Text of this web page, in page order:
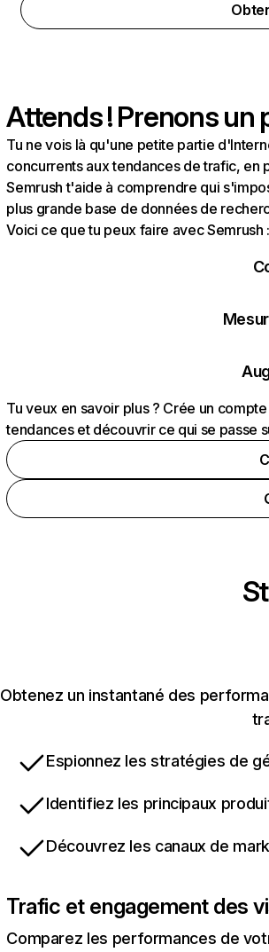
Attends ! Prenons un
Tu ne vois là qu'une petite partie
concurrents aux tendances de trafic, en
Semrush t'aide à comprendre qui
plus grande base de données de
Voici ce que tu peux faire avec Semrush
Tu veux en savoir plus ? Crée un
tendances et découvrir ce qui se passe
Obtenez un instantané des
Espionnez les stratégies de
Identifiez les principaux
Découvrez les canaux de
Trafic et engagement des
Comparez les performances de